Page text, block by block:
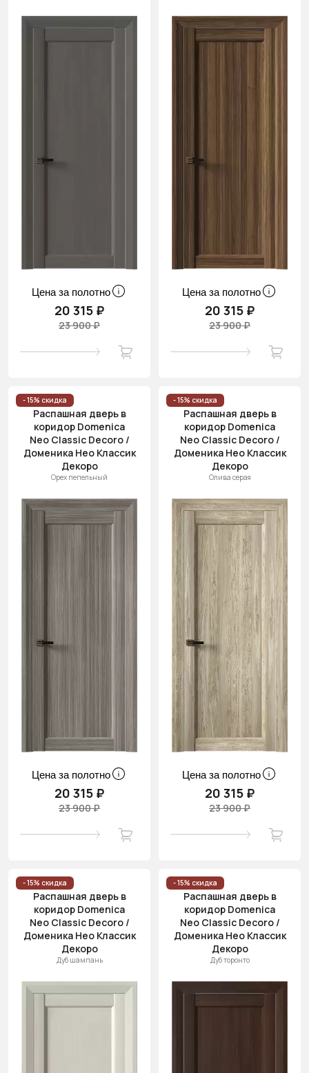
Цена за полотно
20 315 ₽
23 900 ₽
Цена за полотно
20 315 ₽
23 900 ₽
- 15% скидка
Распашная дверь в
коридор Domenica
Neo Classic Decoro /
Доменика Нео Классик
Декоро
Орех пепельный
Цена за полотно
20 315 ₽
23 900 ₽
- 15% скидка
Распашная дверь в
коридор Domenica
Neo Classic Decoro /
Доменика Нео Классик
Декоро
Олива серая
Цена за полотно
20 315 ₽
23 900 ₽
- 15% скидка
Распашная дверь в
коридор Domenica
Neo Classic Decoro /
Доменика Нео Классик
Декоро
Дуб шампань
- 15% скидка
Распашная дверь в
коридор Domenica
Neo Classic Decoro /
Доменика Нео Классик
Декоро
Дуб торонто